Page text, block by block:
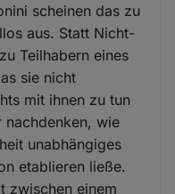
scheinen das zu
aus. Statt Nicht-
Teilhabern eines
sie nicht
mit ihnen zu tun
nachdenken, wie
unabhängiges
etablieren ließe.
zwischen einem